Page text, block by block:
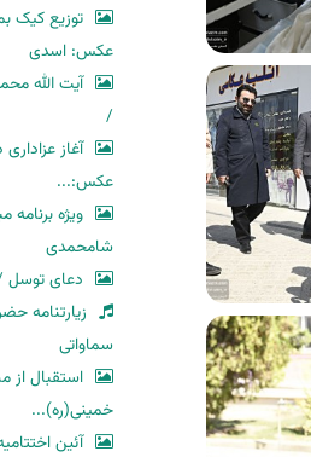
توزیع کیک
عکس: اسدی
آیت الله
/
آغاز
عکس:...
ویژه
شامحمدی
دعای
زیارتنامه
سماواتی
استقبال از
خمینی(ره)...
آئین